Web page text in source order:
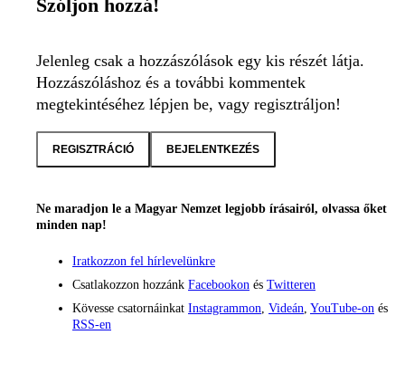
Szóljon hozzá!
Jelenleg csak a hozzászólások egy kis részét látja.
Hozzászóláshoz és a további kommentek
megtekintéséhez lépjen be, vagy regisztráljon!
REGISZTRÁCIÓ BEJELENTKEZÉS
Ne maradjon le a Magyar Nemzet legjobb írásairól, olvassa őket
minden nap!
Iratkozzon fel hírlevelünkre
Csatlakozzon hozzánk Facebookon és Twitteren
Kövesse csatornáinkat Instagrammon, Videán, YouTube-on és
RSS-en